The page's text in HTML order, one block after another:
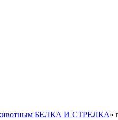
БЕЛКА И СТРЕЛКА»